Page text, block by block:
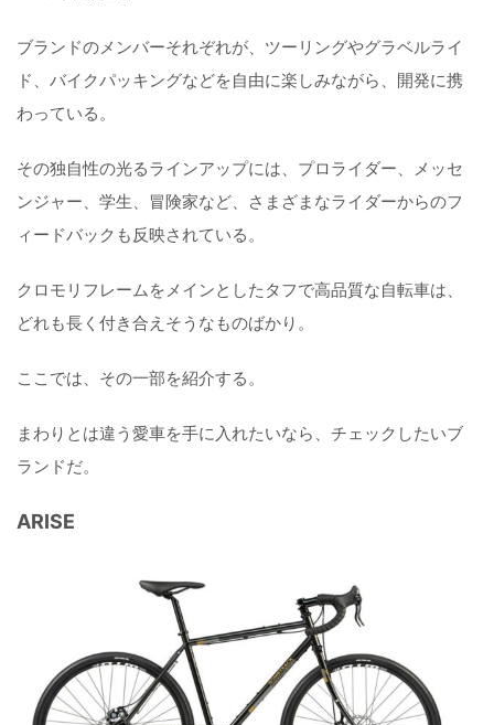
ブランドのメンバーそれぞれが、ツーリングやグラベルライ
ド、バイクパッキングなどを自由に楽しみながら、開発に携
わっている。
その独自性の光るラインアップには、プロライダー、メッセ
ンジャー、学生、冒険家など、さまざまなライダーからのフ
ィードバックも反映されている。
クロモリフレームをメインとしたタフで高品質な自転車は、
どれも長く付き合えそうなものばかり。
ここでは、その一部を紹介する。
まわりとは違う愛車を手に入れたいなら、チェックしたいブ
ランドだ。
ARISE